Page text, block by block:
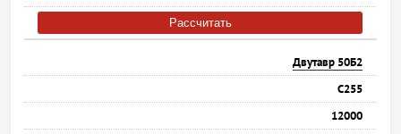
Рассчитать
Двутавр 50Б2
С255
12000